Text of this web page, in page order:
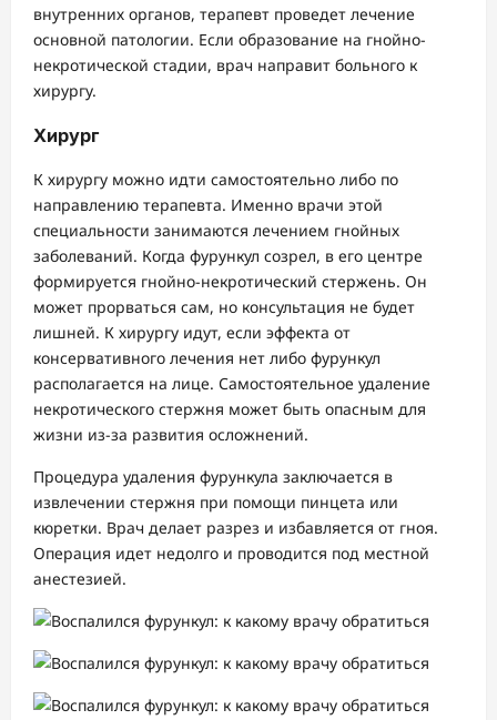
внутренних органов, терапевт проведет лечение
основной патологии. Если образование на гнойно-
некротической стадии, врач направит больного к
хирургу.
Хирург
К хирургу можно идти самостоятельно либо по
направлению терапевта. Именно врачи этой
специальности занимаются лечением гнойных
заболеваний. Когда фурункул созрел, в его центре
формируется гнойно-некротический стержень. Он
может прорваться сам, но консультация не будет
лишней. К хирургу идут, если эффекта от
консервативного лечения нет либо фурункул
располагается на лице. Самостоятельное удаление
некротического стержня может быть опасным для
жизни из-за развития осложнений.
Процедура удаления фурункула заключается в
извлечении стержня при помощи пинцета или
кюретки. Врач делает разрез и избавляется от гноя.
Операция идет недолго и проводится под местной
анестезией.